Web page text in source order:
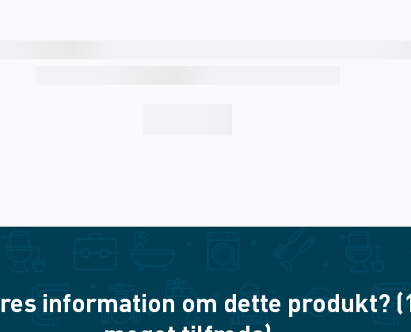
information om dette produkt?